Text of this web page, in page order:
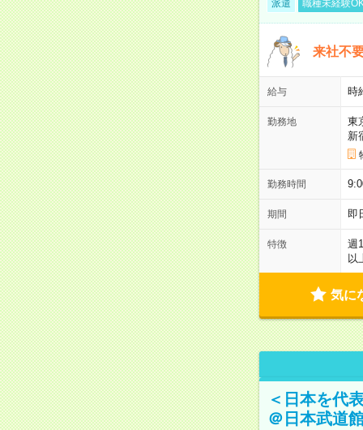
派遣 職種未経験
来社不
給与 時
勤務地
東
新
勤務時間
期間 即
特徴
週
以
気に
＜日本を代
＠日本武道